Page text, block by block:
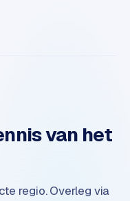
van het
regio. Overleg via